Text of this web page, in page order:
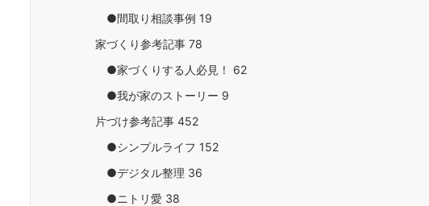
●間取り相談事例 19
家づくり参考記事 78
●家づくりする人必見！ 62
●我が家のストーリー 9
片づけ参考記事 452
●シンプルライフ 152
●デジタル整理 36
●ニトリ愛 38